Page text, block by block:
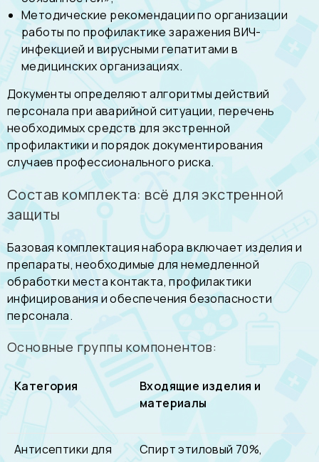
Методические рекомендации по организации
работы по профилактике заражения ВИЧ-
инфекцией и вирусными гепатитами в
медицинских организациях.
Документы определяют алгоритмы действий
персонала при аварийной ситуации, перечень
необходимых средств для экстренной
профилактики и порядок документирования
случаев профессионального риска.
Состав комплекта: всё для экстренной
защиты
Базовая комплектация набора включает изделия и
препараты, необходимые для немедленной
обработки места контакта, профилактики
инфицирования и обеспечения безопасности
персонала.
Основные группы компонентов:
Категория
Входящие изделия и
материалы
Антисептики для
Спирт этиловый 70%,